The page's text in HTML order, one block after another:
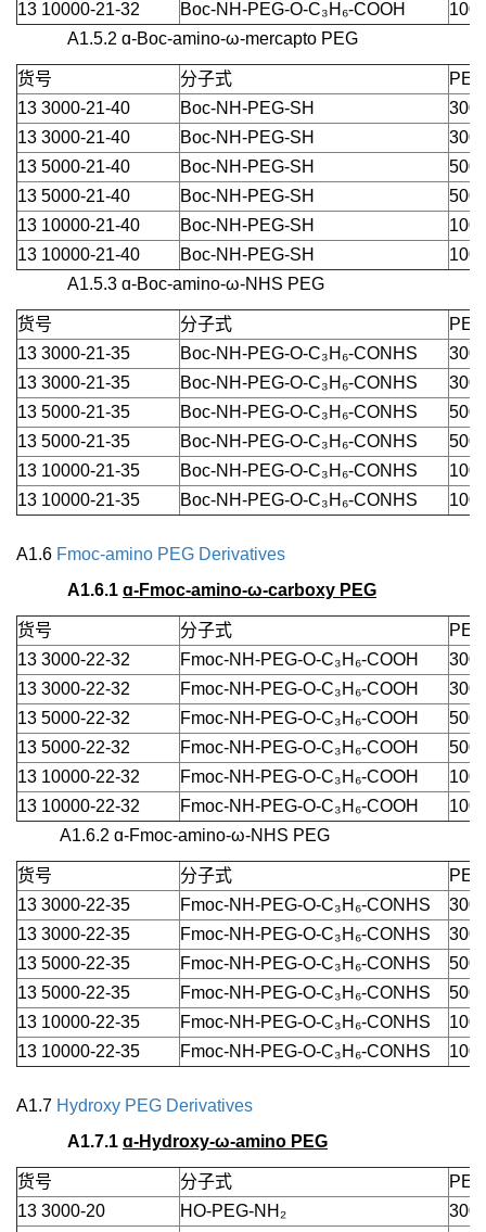
13 10000-21-32
Boc-NH-PEG-O-C₃H₆-COOH
A1.5.2 ɑ-Boc-amino-ω-mercapto PEG
货号 分子式
13 3000-21-40
Boc-NH-PEG-SH
13 3000-21-40
Boc-NH-PEG-SH
13 5000-21-40
Boc-NH-PEG-SH
13 5000-21-40
Boc-NH-PEG-SH
13 10000-21-40
Boc-NH-PEG-SH
13 10000-21-40
Boc-NH-PEG-SH
A1.5.3 ɑ-Boc-amino-ω-NHS PEG
货号 分子式
13 3000-21-35
Boc-NH-PEG-O-C₃H₆-CONHS
13 3000-21-35
Boc-NH-PEG-O-C₃H₆-CONHS
13 5000-21-35
Boc-NH-PEG-O-C₃H₆-CONHS
13 5000-21-35
Boc-NH-PEG-O-C₃H₆-CONHS
13 10000-21-35
Boc-NH-PEG-O-C₃H₆-CONHS
13 10000-21-35
Boc-NH-PEG-O-C₃H₆-CONHS
A1.6 Fmoc-amino PEG Derivatives
A1.6.1 ɑ-Fmoc-amino-ω-carboxy PEG
货号 分子式
13 3000-22-32
Fmoc-NH-PEG-O-C₃H₆-COOH
13 3000-22-32
Fmoc-NH-PEG-O-C₃H₆-COOH
13 5000-22-32
Fmoc-NH-PEG-O-C₃H₆-COOH
13 5000-22-32
Fmoc-NH-PEG-O-C₃H₆-COOH
13 10000-22-32
Fmoc-NH-PEG-O-C₃H₆-COOH
13 10000-22-32
Fmoc-NH-PEG-O-C₃H₆-COOH
A1.6.2 ɑ-Fmoc-amino-ω-NHS PEG
货号 分子式
13 3000-22-35
Fmoc-NH-PEG-O-C₃H₆-CONHS
13 3000-22-35
Fmoc-NH-PEG-O-C₃H₆-CONHS
13 5000-22-35
Fmoc-NH-PEG-O-C₃H₆-CONHS
13 5000-22-35
Fmoc-NH-PEG-O-C₃H₆-CONHS
13 10000-22-35
Fmoc-NH-PEG-O-C₃H₆-CONHS
13 10000-22-35
Fmoc-NH-PEG-O-C₃H₆-CONHS
A1.7 Hydroxy PEG Derivatives
A1.7.1 ɑ-Hydroxy-ω-amino PEG
货号 分子式
13 3000-20
HO-PEG-NH₂